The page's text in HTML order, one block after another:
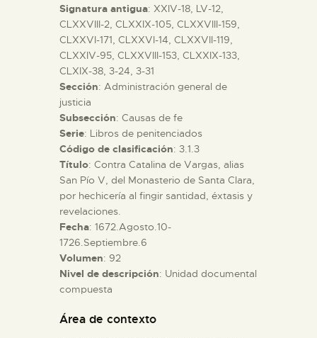
PREPARAR LA VISITA
ACTIVIDADES
█
EL MUSEO
COLECCIONES
DIDÁCTICA
ESPAÑOL
Signatura antigua: XXIV-18, LV-12,
CLXXVIII-2, CLXXIX-105, CLXXVIII-159,
CLXXVI-171, CLXXVI-14, CLXXVII-119,
CLXXIV-95, CLXXVIII-153, CLXXIX-133,
CLXIX-38, 3-24, 3-31
Sección: Administración general de
justicia
Subsección: Causas de fe
Serie: Libros de penitenciados
Código de clasificación: 3.1.3
Título: Contra Catalina de Vargas, alias
San Pío V, del Monasterio de Santa Clara,
por hechicería al fingir santidad, éxtasis y
revelaciones.
Fecha: 1672.Agosto.10-
1726.Septiembre.6
Volumen: 92
Nivel de descripción: Unidad documental
compuesta
Área de contexto